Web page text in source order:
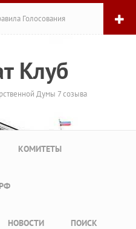
Голосования
Клуб
Думы 7 созыва
КОМИТЕТЫ
НОВОСТИ ПОИСК